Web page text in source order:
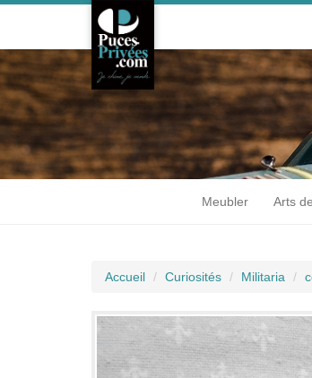
Meubler Arts
Accueil Curiosités Militaria